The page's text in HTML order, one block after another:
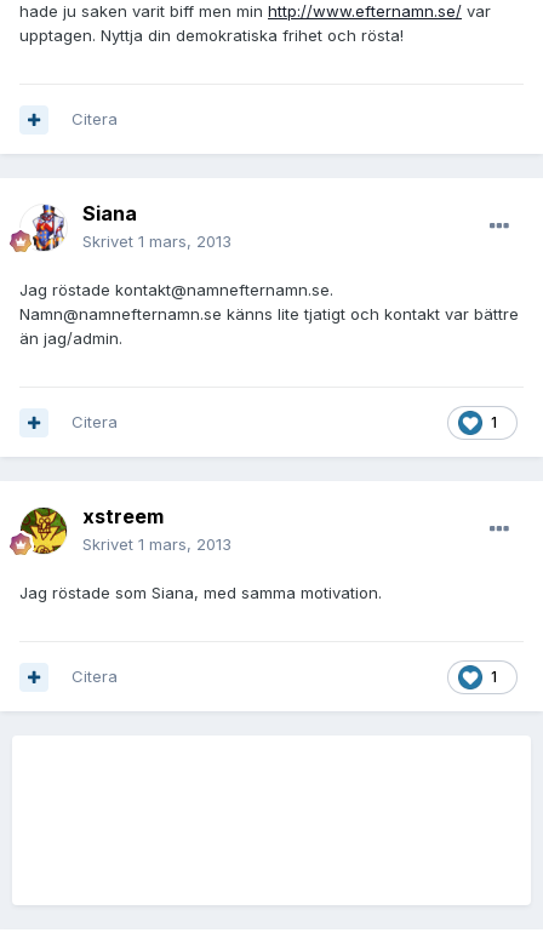
hade ju saken varit biff men min http://www.efternamn.se/ var
upptagen. Nyttja din demokratiska frihet och rösta!
Citera
Siana
Skrivet 1 mars, 2013
Jag röstade kontakt@namnefternamn.se.
Namn@namnefternamn.se känns lite tjatigt och kontakt var bättre
än jag/admin.
1
Citera
xstreem
Skrivet 1 mars, 2013
Jag röstade som Siana, med samma motivation.
1
Citera